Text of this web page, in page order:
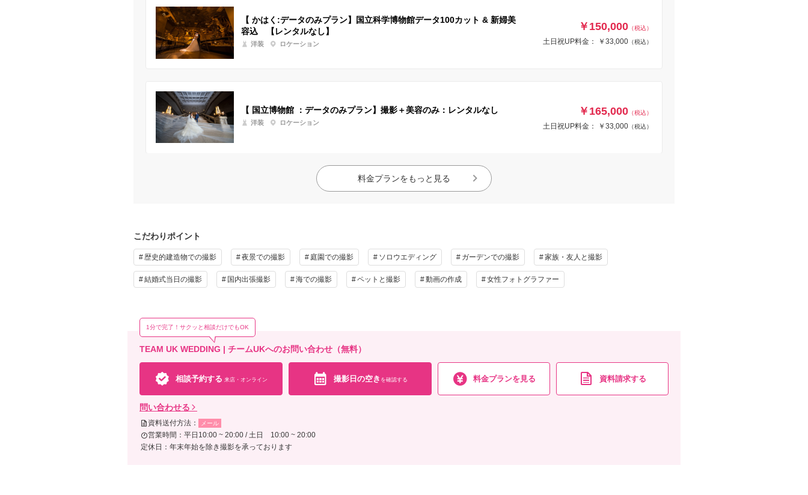
【 かはく:データのみプラン】国立科学博物館データ100カット & 新婦美
容込 【レンタルなし】
洋装 ロケーション
￥150,000 （税込）
土日祝UP料金： ￥33,000 （税込）
【 国立博物館 ：データのみプラン】撮影＋美容のみ：レンタルなし
洋装 ロケーション
￥165,000 （税込）
土日祝UP料金： ￥33,000 （税込）
料金プランをもっと見る
こだわりポイント
歴史的建造物での撮影 夜景での撮影 庭園での撮影 ソロウエディング ガーデンでの撮影 家族・友人と撮影
結婚式当日の撮影 国内出張撮影 海での撮影 ペットと撮影 動画の作成 女性フォトグラファー
TEAM UK WEDDING | チームUKへのお問い合わせ（無料）
1分で完了！サクッと相談だけでもOK
相談予約する 来店・オンライン 撮影日の空き を確認する 料金プランを見る 資料請求する
問い合わせる
資料送付方法： メール
営業時間：平日10:00 ~ 20:00 / 土日 10:00 ~ 20:00
定休日：年末年始を除き撮影を承っております